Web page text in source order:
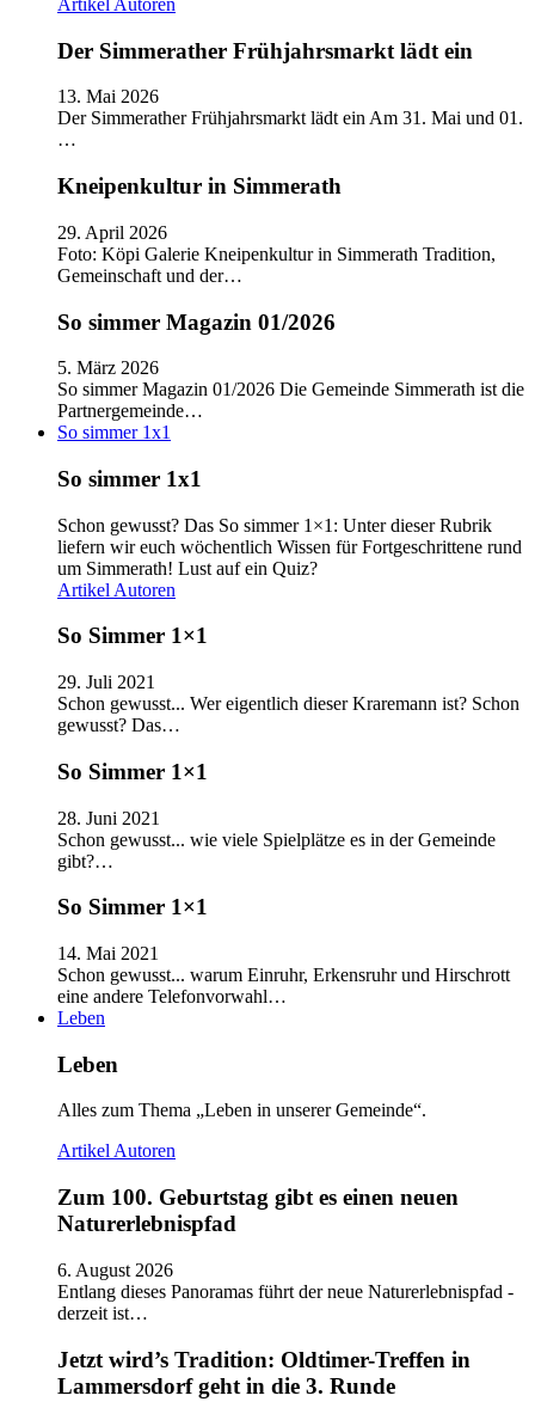
Artikel Autoren
Der Simmerather Frühjahrsmarkt lädt ein
13. Mai 2026
Der Simmerather Frühjahrsmarkt lädt ein Am 31. Mai und 01.
…
Kneipenkultur in Simmerath
29. April 2026
Foto: Köpi Galerie Kneipenkultur in Simmerath Tradition,
Gemeinschaft und der…
So simmer Magazin 01/2026
5. März 2026
So simmer Magazin 01/2026 Die Gemeinde Simmerath ist die
Partnergemeinde…
So simmer 1x1
So simmer 1x1
Schon gewusst? Das So simmer 1×1: Unter dieser Rubrik
liefern wir euch wöchentlich Wissen für Fortgeschrittene rund
um Simmerath! Lust auf ein Quiz?
Artikel Autoren
So Simmer 1×1
29. Juli 2021
Schon gewusst... Wer eigentlich dieser Kraremann ist? Schon
gewusst? Das…
So Simmer 1×1
28. Juni 2021
Schon gewusst... wie viele Spielplätze es in der Gemeinde
gibt?…
So Simmer 1×1
14. Mai 2021
Schon gewusst... warum Einruhr, Erkensruhr und Hirschrott
eine andere Telefonvorwahl…
Leben
Leben
Alles zum Thema „Leben in unserer Gemeinde“.
ArtikelAutoren
Zum 100. Geburtstag gibt es einen neuen
Naturerlebnispfad
6. August 2026
Entlang dieses Panoramas führt der neue Naturerlebnispfad -
derzeit ist…
Jetzt wird’s Tradition: Oldtimer-Treffen in
Lammersdorf geht in die 3. Runde